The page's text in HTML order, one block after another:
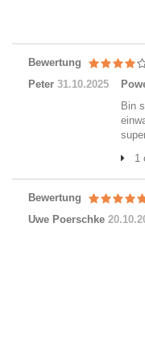
Bewertung
Peter 31.10.2025
Bin
1
Bewertung
Uwe Poerschke